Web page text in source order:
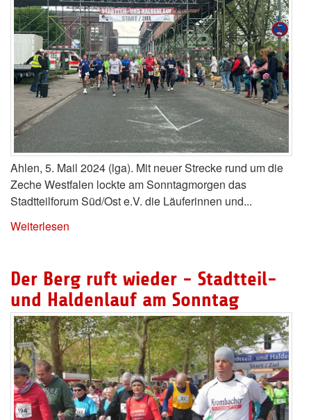
Ahlen, 5. Mail 2024 (lga). Mit neuer Strecke rund um die
Zeche Westfalen lockte am Sonntagmorgen das
Stadtteilforum Süd/Ost e.V. die Läuferinnen und...
Weiterlesen
Der Berg ruft wieder - Stadtteil-
und Haldenlauf am Sonntag